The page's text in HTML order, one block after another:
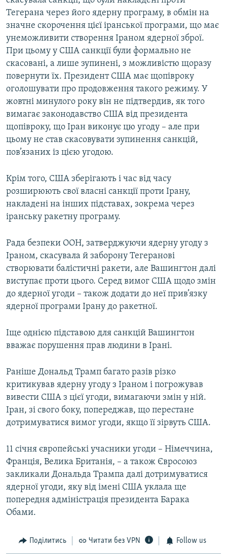
Тегерана через його ядерну програму, в обмін на
значне скорочення цієї іранської програми, що має
унеможливити створення Іраном ядерної зброї.
При цьому у США санкції були формально не
скасовані, а лише зупинені, з можливістю щоразу
повернути їх. Президент США має щопівроку
оголошувати про продовження такого режиму. У
жовтні минулого року він не підтвердив, як того
вимагає законодавство США від президента
щопівроку, що Іран виконує цю угоду – але при
цьому не став скасовувати зупинення санкцій,
пов’язаних із цією угодою.
Крім того, США зберігають і час від часу
розширюють свої власні санкції проти Ірану,
накладені на інших підставах, зокрема через
іранську ракетну програму.
Рада безпеки ООН, затверджуючи ядерну угоду з
Іраном, скасувала й заборону Тегеранові
створювати балістичні ракети, але Вашингтон далі
виступає проти цього. Серед вимог США щодо змін
до ядерної угоди – також додати до неї прив’язку
ядерної програми Ірану до ракетної.
Іще однією підставою для санкцій Вашингтон
вважає порушення прав людини в Ірані.
Раніше Дональд Трамп багато разів різко
критикував ядерну угоду з Іраном і погрожував
вивести США з цієї угоди, вимагаючи змін у ній.
Іран, зі свого боку, попереджав, що перестане
дотримуватися вимог угоди, якщо її зірвуть США.
11 січня європейські учасники угоди – Німеччина,
Франція, Велика Британія, – а також Євросоюз
закликали Дональда Трампа далі дотримуватися
ядерної угоди, яку від імені США уклала ще
попередня адміністрація президента Барака
Обами.
Поділитись Читати без VPN Follow us